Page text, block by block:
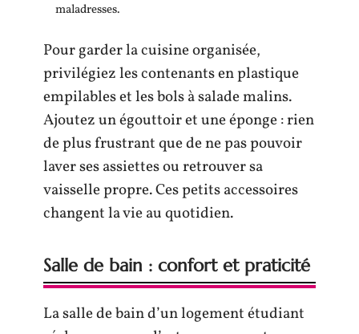
maladresses.
Pour garder la cuisine organisée,
privilégiez les contenants en plastique
empilables et les bols à salade malins.
Ajoutez un égouttoir et une éponge : rien
de plus frustrant que de ne pas pouvoir
laver ses assiettes ou retrouver sa
vaisselle propre. Ces petits accessoires
changent la vie au quotidien.
Salle de bain : confort et praticité
La salle de bain d’un logement étudiant